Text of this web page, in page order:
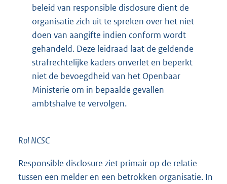
beleid van responsible disclosure dient de
organisatie zich uit te spreken over het niet
doen van aangifte indien conform wordt
gehandeld. Deze leidraad laat de geldende
strafrechtelijke kaders onverlet en beperkt
niet de bevoegdheid van het Openbaar
Ministerie om in bepaalde gevallen
ambtshalve te vervolgen.
Rol NCSC
Responsible disclosure ziet primair op de relatie
tussen een melder en een betrokken organisatie. In